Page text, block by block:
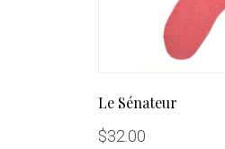
Le Sénateur
$32.00